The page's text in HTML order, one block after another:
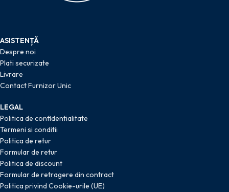
ASISTENȚĂ
Despre noi
Plati securizate
Livrare
Contact Furnizor Unic
LEGAL
Politica de confidentialitate
Termeni si conditii
Politica de retur
Formular de retur
Politica de discount
Formular de retragere din contract
Politica privind Cookie-urile (UE)